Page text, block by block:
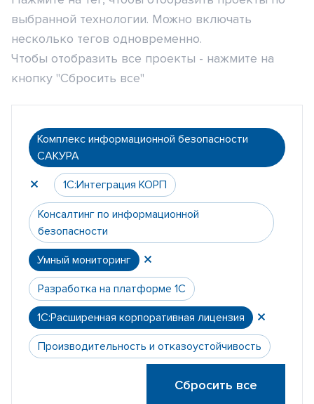
выбранной технологии. Можно включать
несколько тегов одновременно.
Чтобы отобразить все проекты - нажмите на
кнопку "Сбросить все"
Комплекс информационной безопасности
САКУРА
1С:Интеграция КОРП
Консалтинг по информационной
безопасности
Умный мониторинг
Разработка на платформе 1С
1С:Расширенная корпоративная лицензия
Производительность и отказоустойчивость
Сбросить все